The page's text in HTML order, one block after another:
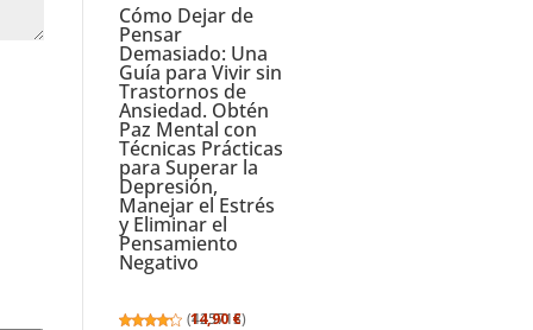
Cómo Dejar de
Pensar
Demasiado: Una
Guía para Vivir sin
Trastornos de
Ansiedad. Obtén
Paz Mental con
Técnicas Prácticas
para Superar la
Depresión,
Manejar el Estrés
y Eliminar el
Pensamiento
Negativo
(425713)
14,90 €